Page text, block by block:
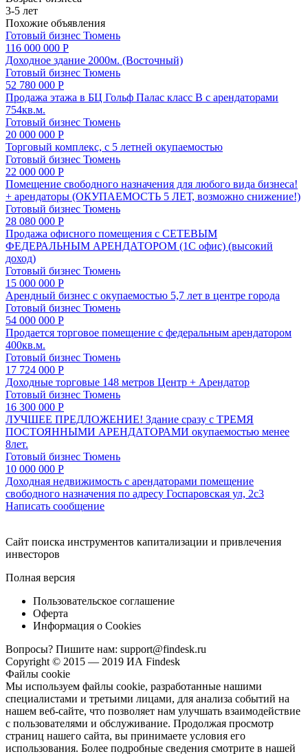
3-5 лет
Похожие объявления
Готовый бизнес Тюмень
116 000 000 Р
Доходное здание 2000м. (Восточный)
Готовый бизнес Тюмень
52 780 000 Р
Продажа этажа в БЦ Гольф Палас класс B с арендаторами
754кв.м.
Готовый бизнес Тюмень
20 000 000 Р
Торговый комплекс, с 5 летней окупаемостью
Готовый бизнес Тюмень
22 000 000 Р
Помещение свободного назначения для любого вида бизнеса!
+ арендаторы (ОКУПАЕМОСТЬ 5 ЛЕТ, возможно снижение!)
Готовый бизнес Тюмень
28 080 000 Р
Продажа офисного помещения с СЕТЕВЫМ
ФЕДЕРАЛЬНЫМ АРЕНДАТОРОМ (1С офис) (высокий
доход)
Готовый бизнес Тюмень
15 000 000 Р
Арендный бизнес с окупаемостью 5,7 лет в центре города
Готовый бизнес Тюмень
54 000 000 Р
Продается торговое помещение с федеральным арендатором
400кв.м.
Готовый бизнес Тюмень
17 724 000 Р
Доходные торговые 148 метров Центр + Арендатор
Готовый бизнес Тюмень
16 300 000 Р
ЛУЧШЕЕ ПРЕДЛОЖЕНИЕ! Здание сразу с ТРЕМЯ
ПОСТОЯННЫМИ АРЕНДАТОРАМИ окупаемостью менее
8лет.
Готовый бизнес Тюмень
10 000 000 Р
Доходная недвижимость с арендаторами помещение
свободного назначения по адресу Госпаровская ул, 2с3
Написать сообщение
Cайт поиска инструментов капитализации и привлечения
инвесторов
Полная версия
Пользовательское соглашение
Оферта
Информация о Cookies
Вопросы? Пишите нам: support@findesk.ru
Copyright © 2015 — 2019 ИА Findesk
Файлы cookie
Мы используем файлы cookie, разработанные нашими
специалистами и третьими лицами, для анализа событий на
нашем веб-сайте, что позволяет нам улучшать взаимодействие
с пользователями и обслуживание. Продолжая просмотр
страниц нашего сайта, вы принимаете условия его
использования. Более подробные сведения смотрите в нашей